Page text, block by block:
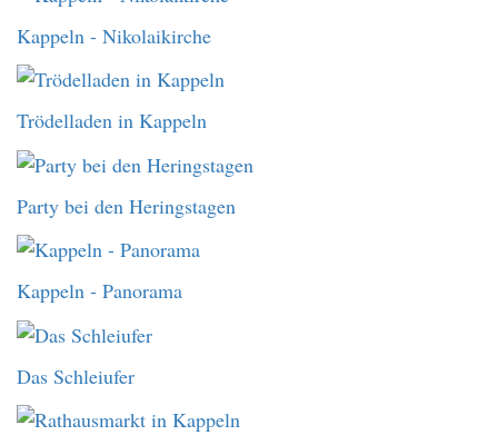
Kappeln - Nikolaikirche
Trödelladen in Kappeln
Party bei den Heringstagen
Kappeln - Panorama
Das Schleiufer